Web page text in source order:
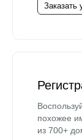
Заказать
похожее
из 700+